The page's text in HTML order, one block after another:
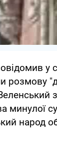
у
розмову
минулої
народ